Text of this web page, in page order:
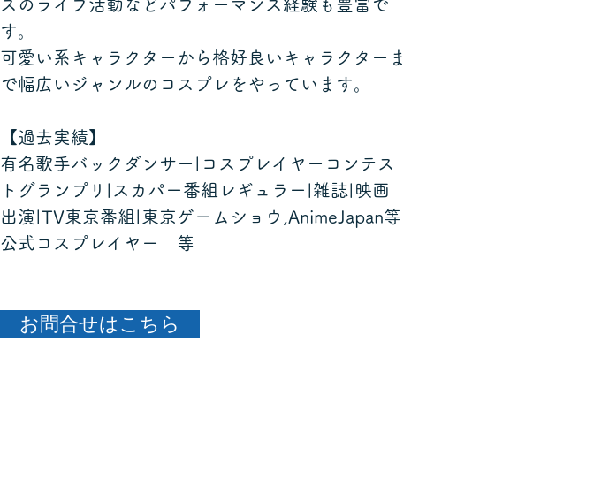
スのライブ活動などパフォーマンス経験も豊富で
す。
可愛い系キャラクターから格好良いキャラクターま
で幅広いジャンルのコスプレをやっています。
【過去実績】
有名歌手バックダンサー|コスプレイヤーコンテス
トグランプリ|スカパー番組レギュラー|雑誌|映画
出演|TV東京番組|東京ゲームショウ,AnimeJapan等
公式コスプレイヤー 等
お問合せはこちら